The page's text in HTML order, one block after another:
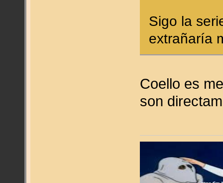
Sigo la
extrañaría
Coello es
son